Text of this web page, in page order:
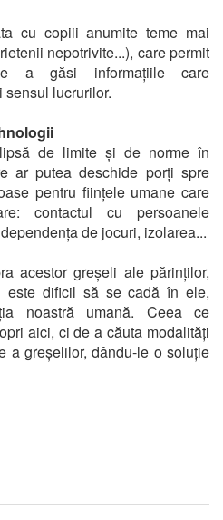
cu copiii anumite teme mai
nepotrivite...), care permit
a găsi informațiile care
lucrurilor.
de limite și de norme în
ar putea deschide porți spre
pentru ființele umane care
contactul cu persoanele
de jocuri, izolarea...
acestor greșeli ale părinților,
este dificil să se cadă în ele,
noastră umană. Ceea ce
aici, ci de a căuta modalități
a greșelilor, dându-le o soluție